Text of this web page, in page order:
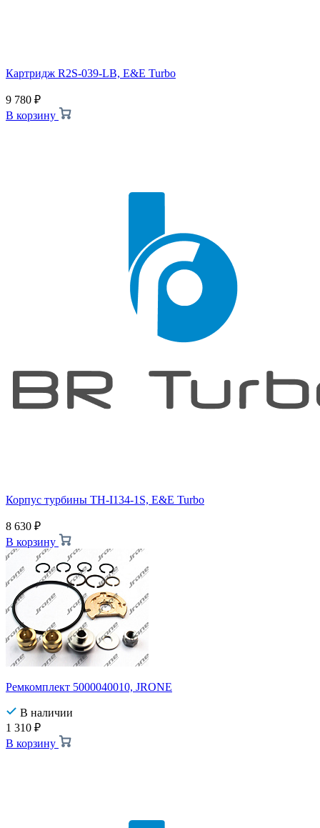
Картридж R2S-039-LB, E&E Turbo
9 780 ₽
В корзину
Корпус турбины TH-I134-1S, E&E Turbo
8 630 ₽
В корзину
Ремкомплект 5000040010, JRONE
В наличии
1 310 ₽
В корзину